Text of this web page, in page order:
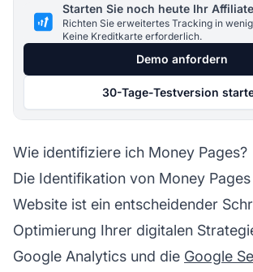
Starten Sie noch heute Ihr
Richten Sie erweitertes Tracking in
Keine Kreditkarte erforderlich.
Demo anfordern
30-Tage-Testversion
Wie identifiziere ich Money Pages?
Die Identifikation von Money
Website ist ein entscheidender
Optimierung Ihrer digitalen
Google Analytics und die Google